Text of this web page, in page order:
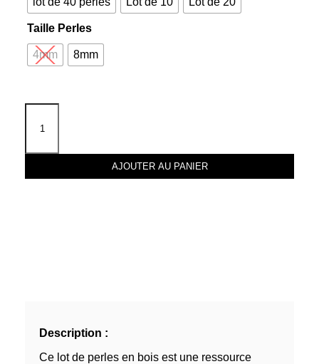
Taille Perles
4mm 8mm
AJOUTER AU PANIER
Description :
Ce lot de perles en bois est une ressource